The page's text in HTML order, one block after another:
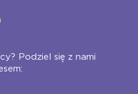
Podziel się z nami